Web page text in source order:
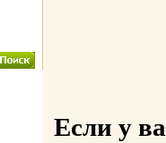
Если у